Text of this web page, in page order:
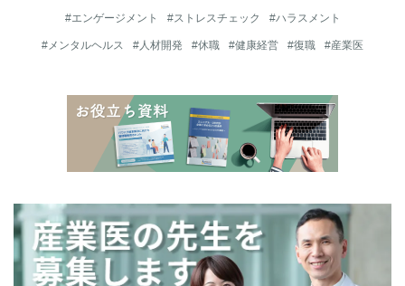
#エンゲージメント #ストレスチェック #ハラスメント
#メンタルヘルス #人材開発 #休職 #健康経営 #復職 #産業医